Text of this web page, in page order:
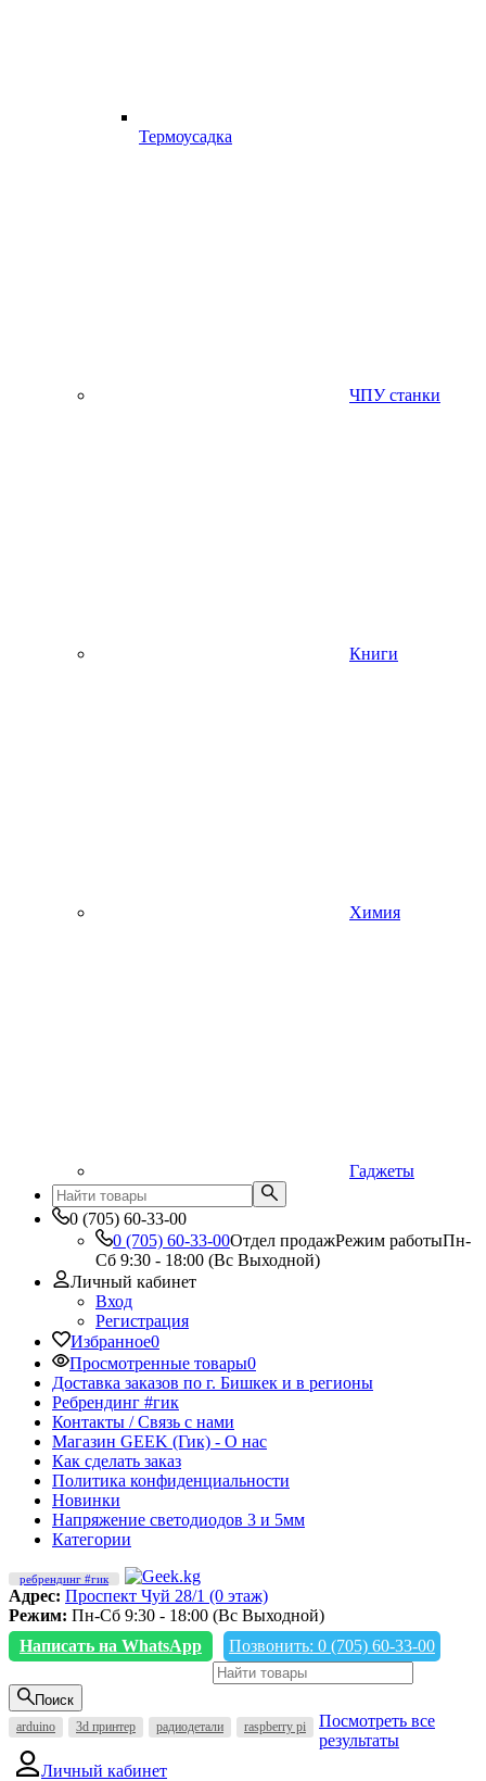
Термоусадка
ЧПУ станки
Книги
Химия
Гаджеты
0 (705) 60-33-00
0 (705) 60-33-00Отдел продажРежим работыПн-
Сб 9:30 - 18:00 (Вс Выходной)
Личный кабинет
Вход
Регистрация
Избранное0
Просмотренные товары0
Доставка заказов по г. Бишкек и в регионы
Ребрендинг #гик
Контакты / Связь с нами
Магазин GEEK (Гик) - О нас
Как сделать заказ
Политика конфиденциальности
Новинки
Напряжение светодиодов 3 и 5мм
Категории
ребрендинг #гик
Адрес: Проспект Чуй 28/1 (0 этаж)
Режим: Пн-Сб 9:30 - 18:00 (Вс Выходной)
Написать на WhatsApp
Позвонить: 0 (705) 60-33-00
Поиск
arduino 3d принтер радиодетали raspberry pi
Посмотреть все
результаты
Личный кабинет